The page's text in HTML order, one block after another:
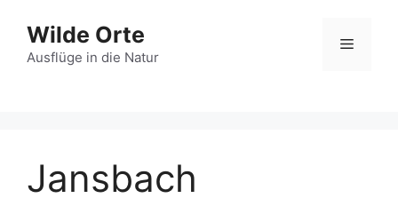
Inhalt
springen
Wilde Orte
Ausflüge in die Natur
Menü
Jansbach